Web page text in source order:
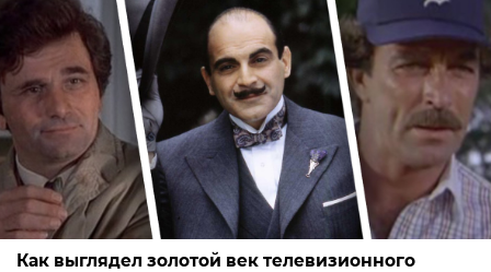
Как выглядел золотой век телевизионного